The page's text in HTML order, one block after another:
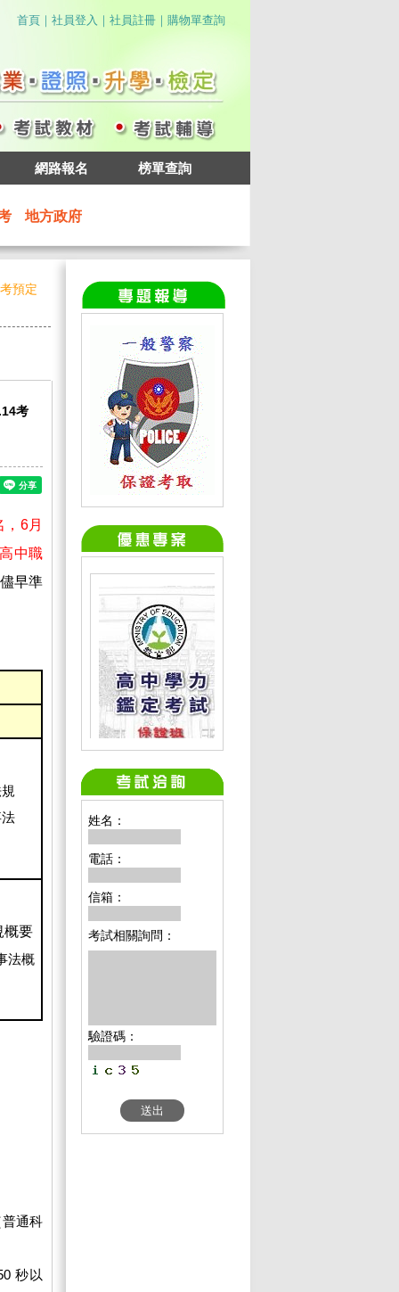
首頁 ｜ 社員登入 ｜ 社員註冊 ｜ 購物單查詢
網路報名 榜單查詢
地方政府
預定
考
6月
中職
早準
概要
法概
通科
秒以
姓名：
電話：
信箱：
考試相關詢問：
驗證碼：